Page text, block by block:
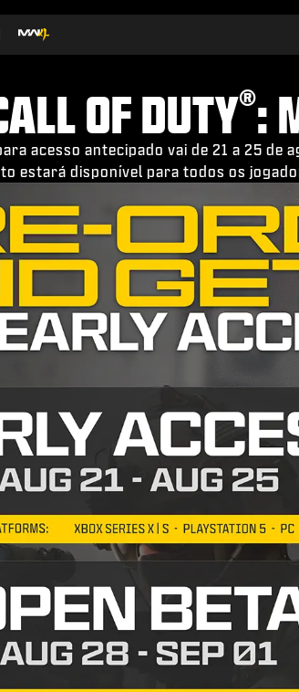
OF DUTY®:
acesso antecipado vai de 21 a 25 de
estará disponível para todos os